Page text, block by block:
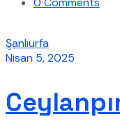
Şanlıurfa
Nisan 5, 2025